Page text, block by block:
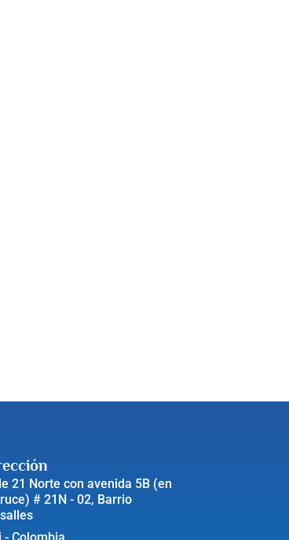
21 Norte con avenida 5B (en
# 21N - 02, Barrio